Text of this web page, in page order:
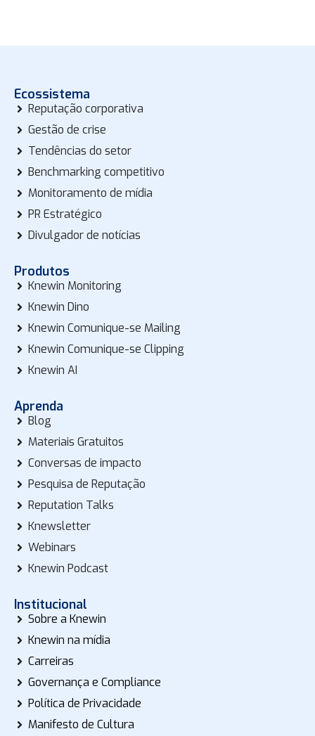
Ecossistema
Reputação corporativa
Gestão de crise
Tendências do setor
Benchmarking competitivo
Monitoramento de mídia
PR Estratégico
Divulgador de notícias
Produtos
Knewin Monitoring
Knewin Dino
Knewin Comunique-se Mailing
Knewin Comunique-se Clipping
Knewin AI
Aprenda
Blog
Materiais Gratuitos
Conversas de impacto
Pesquisa de Reputação
Reputation Talks
Knewsletter
Webinars
Knewin Podcast
Institucional
Sobre a Knewin
Knewin na mídia
Carreiras
Governança e Compliance
Política de Privacidade
Manifesto de Cultura